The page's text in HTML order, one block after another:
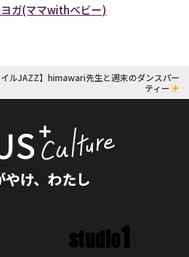
ガ(ママwithベビー)
イルJAZZ】himawari先生と週末のダンスパー
ティー
やけ、わたし
studio1